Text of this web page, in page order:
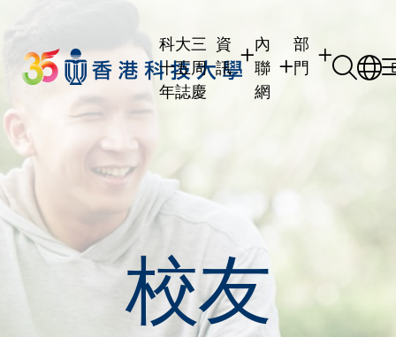
to
main
content
科大三
十五周
年誌慶
資
訊
內
聯
網
部
門
校友